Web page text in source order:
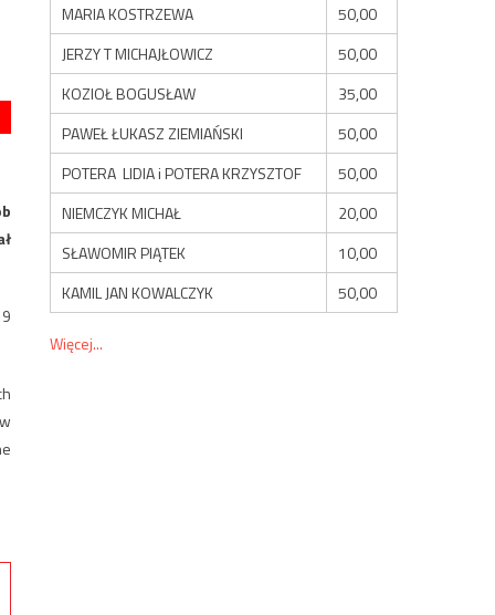
MARIA KOSTRZEWA
50,00
JERZY T MICHAJŁOWICZ
50,00
KOZIOŁ BOGUSŁAW
35,00
PAWEŁ ŁUKASZ ZIEMIAŃSKI
50,00
POTERA LIDIA i POTERA KRZYSZTOF
50,00
NIEMCZYK MICHAŁ
20,00
SŁAWOMIR PIĄTEK
10,00
KAMIL JAN KOWALCZYK
50,00
Więcej...